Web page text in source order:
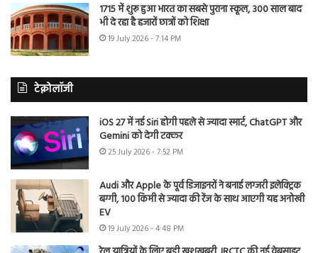
1715 में शुरू हुआ भारत का सबसे पुराना स्कूल, 300 साल बाद
भी दे रहा है हजारों छात्रों को शिक्षा
19 July 2026 - 7:14 PM
टेक्नोलॉजी
iOS 27 में नई Siri होगी पहले से ज्यादा स्मार्ट, ChatGPT और
Gemini को देगी टक्कर
25 July 2026 - 7:52 PM
Audi और Apple के पूर्व डिजाइनरों ने बनाई लग्जरी इलेक्ट्रिक
बग्गी, 100 किमी से ज्यादा की रेंज के साथ आएगी यह अनोखी
EV
19 July 2026 - 4:48 PM